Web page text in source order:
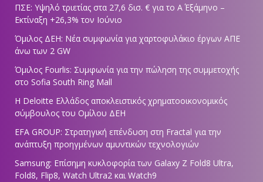
ΠΣΕ: Υψηλό τριετίας στα 27,6 δισ. € για το Α΄ Εξάμηνο –
Εκτίναξη +26,3% τον Ιούνιο
Όμιλος ΔΕΗ: Νέα συμφωνία για χαρτοφυλάκιο έργων ΑΠΕ
άνω των 2 GW
Όμιλος Fourlis: Συμφωνία για την πώληση της συμμετοχής
στο Sofia South Ring Mall
Η Deloitte Ελλάδος αποκλειστικός χρηματοοικονομικός
σύμβουλος του Ομίλου ΔΕΗ
EFA GROUP: Στρατηγική επένδυση στη Fractal για την
ανάπτυξη προηγμένων αμυντικών τεχνολογιών
Samsung: Επίσημη κυκλοφορία των Galaxy Z Fold8 Ultra,
Fold8, Flip8, Watch Ultra2 και Watch9